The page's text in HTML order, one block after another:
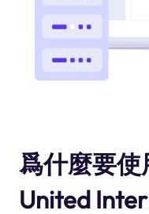
爲什麼要使
United